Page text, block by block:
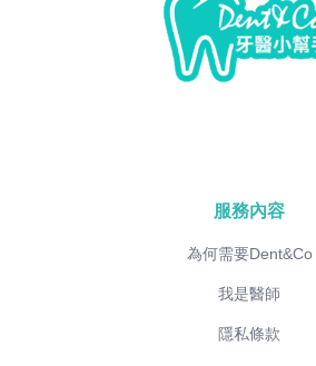
服務內容
為何需要Dent&Co
我是醫師
隱私條款